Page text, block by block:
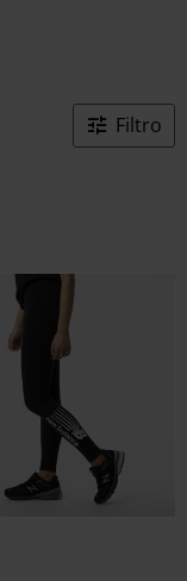
Filtro